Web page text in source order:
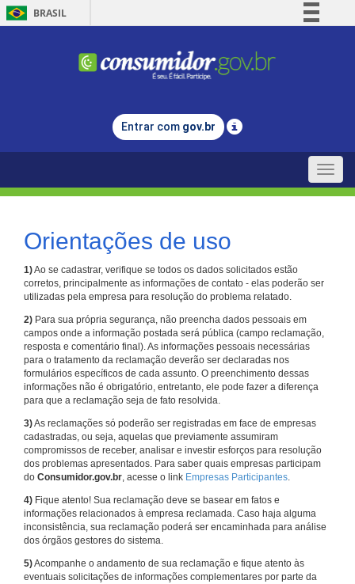
BRASIL
Comunica BR
Legislação
Entrar com gov.br
Toggle
Orientações de uso
1)Ao se cadastrar, verifique se todos os dados solicitados estão
corretos, principalmente as informações de contato - elas poderão ser
utilizadas pela empresa para resolução do problema relatado.
2) Para sua própria segurança, não preencha dados pessoais em
campos onde a informação postada será pública (campo reclamação,
resposta e comentário final). As informações pessoais necessárias
para o tratamento da reclamação deverão ser declaradas nos
formulários específicos de cada assunto. O preenchimento dessas
informações não é obrigatório, entretanto, ele pode fazer a diferença
para que a reclamação seja de fato resolvida.
3)As reclamações só poderão ser registradas em face de empresas
cadastradas, ou seja, aquelas que previamente assumiram
compromissos de receber, analisar e investir esforços para resolução
dos problemas apresentados. Para saber quais empresas participam
do Consumidor.gov.br, acesse o link Empresas Participantes.
4) Fique atento! Sua reclamação deve se basear em fatos e
informações relacionados à empresa reclamada. Caso haja alguma
inconsistência, sua reclamação poderá ser encaminhada para análise
dos órgãos gestores do sistema.
5)Acompanhe o andamento de sua reclamação e fique atento às
eventuais solicitações de informações complementares por parte da